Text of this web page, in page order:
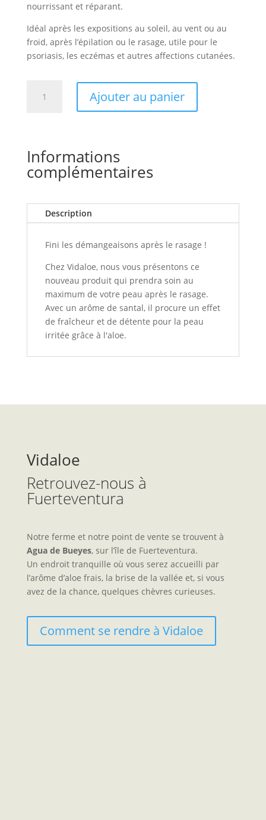
nourrissant et réparant.
Idéal après les expositions au soleil, au vent ou au
froid, après l’épilation ou le rasage, utile pour le
psoriasis, les eczémas et autres affections cutanées.
l'aloe
vera
Ajouter au panier
Informations
complémentaires
Description
Fini les démangeaisons après le rasage !
Chez Vidaloe, nous vous présentons ce
nouveau produit qui prendra soin au
maximum de votre peau après le rasage.
Avec un arôme de santal, il procure un effet
de fraîcheur et de détente pour la peau
irritée grâce à l'aloe.
Vidaloe
Retrouvez-nous à
Fuerteventura
Notre ferme et notre point de vente se trouvent à
Agua de Bueyes, sur l’île de Fuerteventura.
Un endroit tranquille où vous serez accueilli par
l’arôme d’aloe frais, la brise de la vallée et, si vous
avez de la chance, quelques chèvres curieuses.
Comment se rendre à Vidaloe